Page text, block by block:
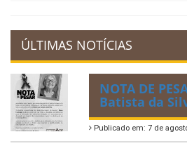
ÚLTIMAS NOTÍCIAS
NOTA DE
Batista da
Publicado em: 7 de